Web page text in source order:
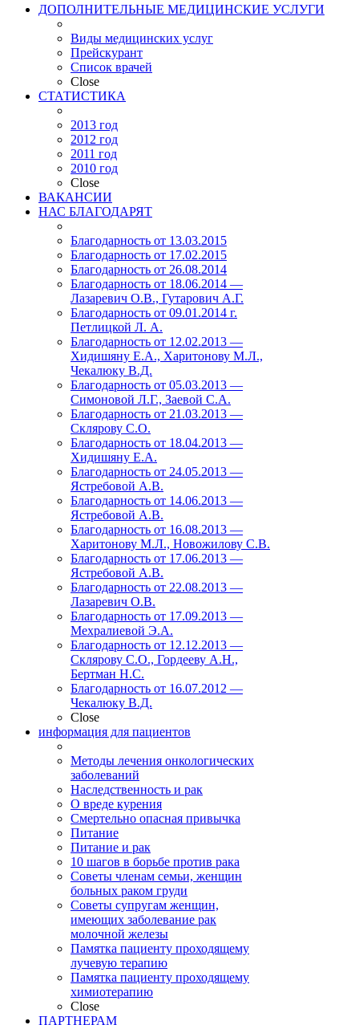
ДОПОЛНИТЕЛЬНЫЕ МЕДИЦИНСКИЕ УСЛУГИ
Виды медицинских услуг
Прейскурант
Список врачей
Close
СТАТИСТИКА
2013 год
2012 год
2011 год
2010 год
Close
ВАКАНСИИ
НАС БЛАГОДАРЯТ
Благодарность от 13.03.2015
Благодарность от 17.02.2015
Благодарность от 26.08.2014
Благодарность от 18.06.2014 —
Лазаревич О.В., Гутарович А.Г.
Благодарность от 09.01.2014 г.
Петлицкой Л. А.
Благодарность от 12.02.2013 —
Хидишяну Е.А., Харитонову М.Л.,
Чекалюку В.Д.
Благодарность от 05.03.2013 —
Симоновой Л.Г., Заевой С.А.
Благодарность от 21.03.2013 —
Склярову С.О.
Благодарность от 18.04.2013 —
Хидишяну Е.А.
Благодарность от 24.05.2013 —
Ястребовой А.В.
Благодарность от 14.06.2013 —
Ястребовой А.В.
Благодарность от 16.08.2013 —
Харитонову М.Л., Новожилову С.В.
Благодарность от 17.06.2013 —
Ястребовой А.В.
Благодарность от 22.08.2013 —
Лазаревич О.В.
Благодарность от 17.09.2013 —
Мехралиевой Э.А.
Благодарность от 12.12.2013 —
Склярову С.О., Гордееву А.Н.,
Бертман Н.С.
Благодарность от 16.07.2012 —
Чекалюку В.Д.
Close
информация для пациентов
Методы лечения онкологических
заболеваний
Наследственность и рак
О вреде курения
Смертельно опасная привычка
Питание
Питание и рак
10 шагов в борьбе против рака
Советы членам семьи, женщин
больных раком груди
Советы супругам женщин,
имеющих заболевание рак
молочной железы
Памятка пациенту проходящему
лучевую терапию
Памятка пациенту проходящему
химиотерапию
Close
ПАРТНЕРАМ